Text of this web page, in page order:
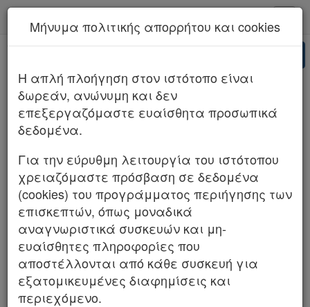
Νέα υπηρεσία Kodiko Assistant.Περισσότερα
ΑΡΕΙΟΣ ΠΑΓΟΣ 836/2025 (ΤΜΗΜΑ Δ
ΠΟΛΙΤΙΚΟ)
Μήνυμα πολιτικής απορρήτου και cookies
H απλή πλοήγηση στον ιστότοπο είναι
δωρεάν, ανώνυμη και δεν
επεξεργαζόμαστε ευαίσθητα προσωπικά
δεδομένα.
Για την εύρυθμη λειτουργία του ιστότοπου
χρειαζόμαστε πρόσβαση σε δεδομένα
(cookies) του προγράμματος περιήγησης των
επισκεπτών, όπως μοναδικά
αναγνωριστικά συσκευών και μη-
ευαίσθητες πληροφορίες που
αποστέλλονται από κάθε συσκευή για
εξατομικευμένες διαφημίσεις και
περιεχόμενο.